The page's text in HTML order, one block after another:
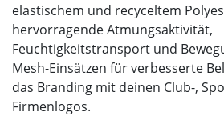
elastischem und recyceltem
hervorragende Atmungsaktivität,
Feuchtigkeitstransport und
Mesh-Einsätzen für verbesserte
das Branding mit deinen Club-,
Firmenlogos.